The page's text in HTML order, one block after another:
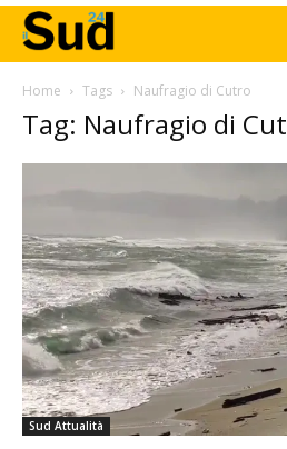
Home Tags Naufragio di Cutro
Tag: Naufragio di
Sud Attualità